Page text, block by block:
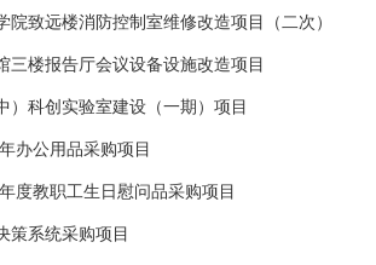
院致远楼消防控制室维修改造项目（二次）
三楼报告厅会议设备设施改造项目
）科创实验室建设（一期）项目
办公用品采购项目
度教职工生日慰问品采购项目
策系统采购项目